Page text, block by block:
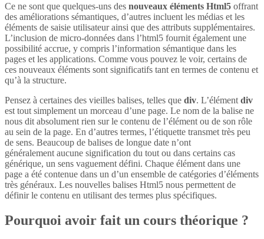
Ce ne sont que quelques-uns des nouveaux éléments Html5 offrant
des améliorations sémantiques, d’autres incluent les médias et les
éléments de saisie utilisateur ainsi que des attributs supplémentaires.
L’inclusion de micro-données dans l’html5 fournit également une
possibilité accrue, y compris l’information sémantique dans les
pages et les applications. Comme vous pouvez le voir, certains de
ces nouveaux éléments sont significatifs tant en termes de contenu et
qu’à la structure.
Pensez à certaines des vieilles balises, telles que div. L’élément div
est tout simplement un morceau d’une page. Le nom de la balise ne
nous dit absolument rien sur le contenu de l’élément ou de son rôle
au sein de la page. En d’autres termes, l’étiquette transmet très peu
de sens. Beaucoup de balises de longue date n’ont
généralement aucune signification du tout ou dans certains cas
générique, un sens vaguement défini. Chaque élément dans une
page a été contenue dans un d’un ensemble de catégories d’éléments
très généraux. Les nouvelles balises Html5 nous permettent de
définir le contenu en utilisant des termes plus spécifiques.
Pourquoi avoir fait un cours théorique ?